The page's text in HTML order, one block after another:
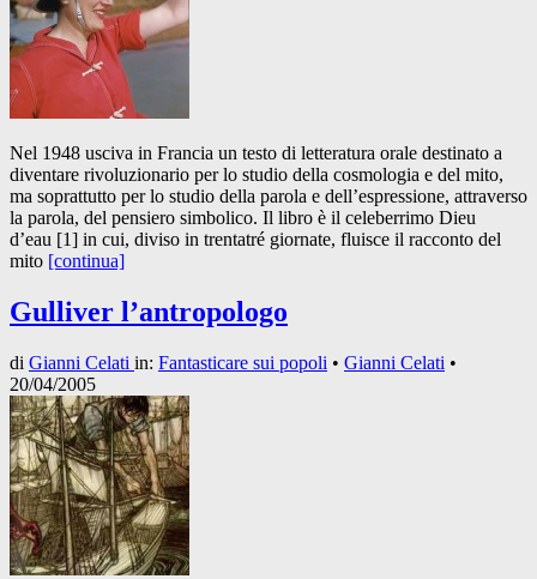
Nel 1948 usciva in Francia un testo di letteratura orale destinato a
diventare rivoluzionario per lo studio della cosmologia e del mito,
ma soprattutto per lo studio della parola e dell’espressione, attraverso
la parola, del pensiero simbolico. Il libro è il celeberrimo Dieu
d’eau [1] in cui, diviso in trentatré giornate, fluisce il racconto del
mito [continua]
Gulliver l’antropologo
di Gianni Celati in: Fantasticare sui popoli • Gianni Celati •
20/04/2005